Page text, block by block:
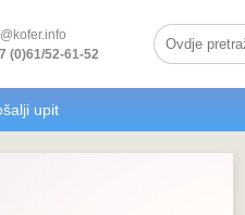
(0)61/52-61-52
upit